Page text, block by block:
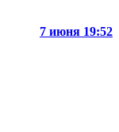
7 июня 19:52